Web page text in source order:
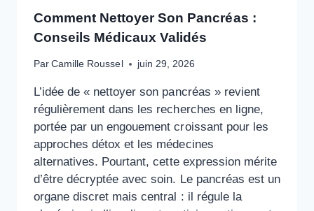
Comment Nettoyer Son Pancréas :
Conseils Médicaux Validés
Par Camille Roussel juin 29, 2026
L’idée de « nettoyer son pancréas » revient
régulièrement dans les recherches en ligne,
portée par un engouement croissant pour les
approches détox et les médecines
alternatives. Pourtant, cette expression mérite
d’être décryptée avec soin. Le pancréas est un
organe discret mais central : il régule la